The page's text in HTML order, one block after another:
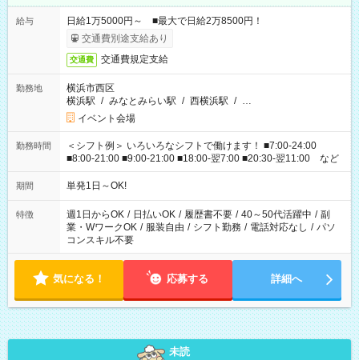
給与
日給1万5000円～ ■最大で日給2万8500円！
交通費別途支給あり
交通費 交通費規定支給
勤務地
横浜市西区
横浜駅 / みなとみらい駅 / 西横浜駅 / …
イベント会場
勤務時間
＜シフト例＞ いろいろなシフトで働けます！ ■7:00-24:00
■8:00-21:00 ■9:00-21:00 ■18:00-翌7:00 ■20:30-翌11:00 など
期間 単発1日～OK!
特徴 週1日からOK / 日払いOK / 履歴書不要 / 40～50代活躍中 / 副
業・WワークOK / 服装自由 / シフト勤務 / 電話対応なし / パソ
コンスキル不要
気になる！ 応募する 詳細へ
未読